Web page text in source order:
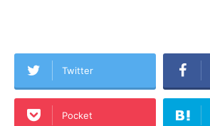
Twitter
Pocket